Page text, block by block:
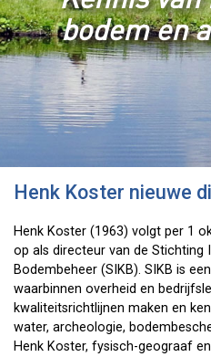
bodem en
Henk Koster nieuwe
Henk Koster (1963) volgt per 1
op als directeur van de
Bodembeheer (SIKB). SIKB is
waarbinnen overheid en
kwaliteitsrichtlijnen maken en
water, archeologie,
Henk Koster, fysisch-geograaf